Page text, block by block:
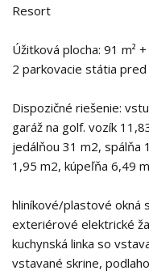
Resort
Úžitková plocha: 91 m²
2 parkovacie státia
Dispozičné riešenie:
garáž na golf. vozík
jedálňou 31 m2, spálňa
1,95 m2, kúpeľňa 6,49
hliníkové/plastové okná
exteriérové elektrické
kuchynská linka so
vstavané skrine,